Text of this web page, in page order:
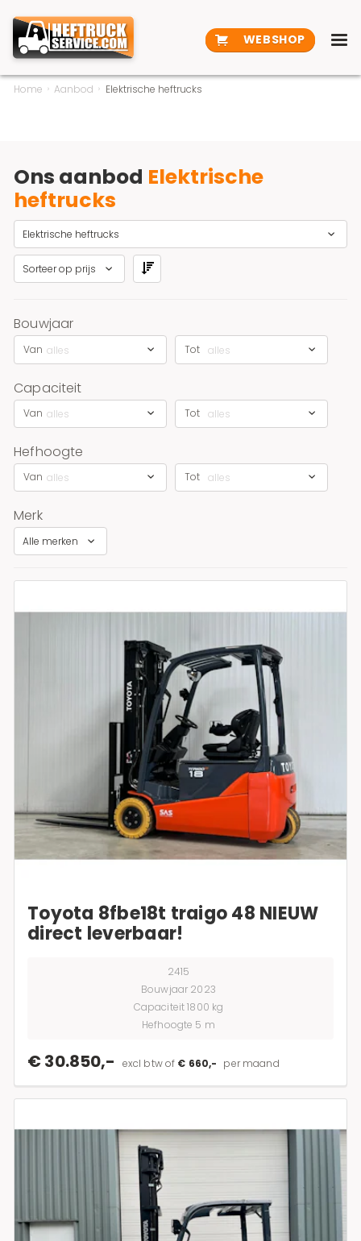
WEBSHOP
Home Aanbod Elektrische heftrucks
Ons aanbod Elektrische
heftrucks
Elektrische heftrucks
Sorteer op prijs
Bouwjaar
Van alles Tot alles
Capaciteit
Van alles Tot alles
Hefhoogte
Van alles Tot alles
Merk
Alle merken
Toyota 8fbe18t traigo 48 NIEUW
direct leverbaar!
2415
Bouwjaar 2023
Capaciteit 1800 kg
Hefhoogte 5 m
€ 30.850,- excl btw of € 660,- per maand